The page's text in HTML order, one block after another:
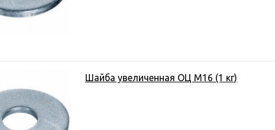
Шайба увеличенная ОЦ М16 (1 кг)